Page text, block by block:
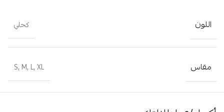
اللون كحلي
مقاس S, M, L, XL